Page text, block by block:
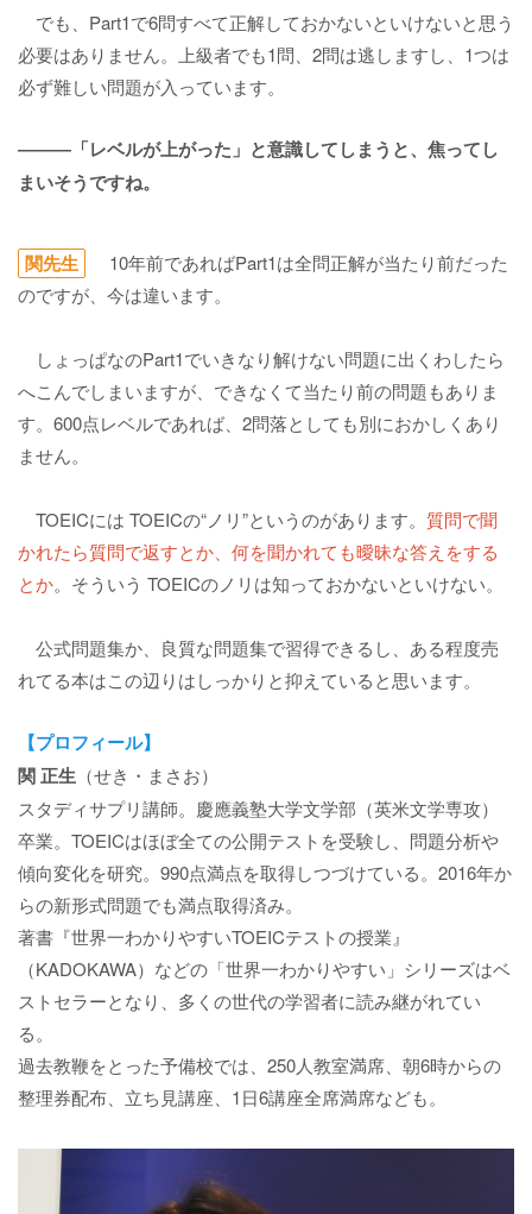
でも、Part1で6問すべて正解しておかないといけないと思う
必要はありません。上級者でも1問、2問は逃しますし、1つは
必ず難しい問題が入っています。
―――「レベルが上がった」と意識してしまうと、焦ってし
まいそうですね。
関先生
10年前であればPart1は全問正解が当たり前だった
のですが、今は違います。
しょっぱなのPart1でいきなり解けない問題に出くわしたら
へこんでしまいますが、できなくて当たり前の問題もありま
す。600点レベルであれば、2問落としても別におかしくあり
ません。
TOEICには TOEICの“ノリ”というのがあります。 質問で聞
かれたら質問で返すとか、何を聞かれても曖昧な答えをする
とか。そういう TOEICのノリは知っておかないといけない。
公式問題集か、良質な問題集で習得できるし、ある程度売
れてる本はこの辺りはしっかりと抑えていると思います。
【プロフィール】
関 正生 （せき・まさお）
スタディサプリ講師。慶應義塾大学文学部（英米文学専攻）
卒業。TOEICはほぼ全ての公開テストを受験し、問題分析や
傾向変化を研究。990点満点を取得しつづけている。2016年か
らの新形式問題でも満点取得済み。
著書『世界一わかりやすいTOEICテストの授業』
（KADOKAWA）などの「世界一わかりやすい」シリーズはベ
ストセラーとなり、多くの世代の学習者に読み継がれてい
る。
過去教鞭をとった予備校では、250人教室満席、朝6時からの
整理券配布、立ち見講座、1日6講座全席満席なども。